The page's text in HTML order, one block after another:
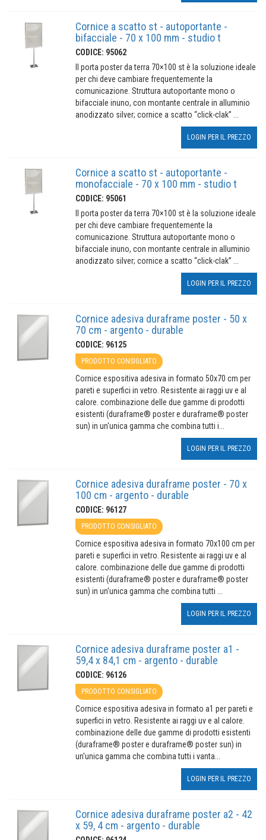
Cornice a scatto st - autoportante -
bifacciale - 70 x 100 mm - studio t
CODICE: 95062
Il porta poster da terra 70×100 st è la soluzione ideale
per chi deve cambiare frequentemente la
comunicazione. Struttura autoportante mono o
bifacciale inuno, con montante centrale in alluminio
anodizzato silver; cornice a scatto “click-clak” ...
LOGIN PER IL PREZZO
Cornice a scatto st - autoportante -
monofacciale - 70 x 100 mm - studio t
CODICE: 95061
Il porta poster da terra 70×100 st è la soluzione ideale
per chi deve cambiare frequentemente la
comunicazione. Struttura autoportante mono o
bifacciale inuno, con montante centrale in alluminio
anodizzato silver; cornice a scatto “click-clak” ...
LOGIN PER IL PREZZO
Cornice adesiva duraframe poster - 50 x
70 cm - argento - durable
CODICE: 96125
PRODOTTO CONSIGLIATO
Cornice espositiva adesiva in formato 50x70 cm per
pareti e superfici in vetro. Resistente ai raggi uv e al
calore. combinazione delle due gamme di prodotti
esistenti (duraframe® poster e duraframe® poster
sun) in un'unica gamma che combina tutti i...
LOGIN PER IL PREZZO
Cornice adesiva duraframe poster - 70 x
100 cm - argento - durable
CODICE: 96127
PRODOTTO CONSIGLIATO
Cornice espositiva adesiva in formato 70x100 cm per
pareti e superfici in vetro. Resistente ai raggi uv e al
calore. combinazione delle due gamme di prodotti
esistenti (duraframe® poster e duraframe® poster
sun) in un'unica gamma che combina tutti ...
LOGIN PER IL PREZZO
Cornice adesiva duraframe poster a1 -
59,4 x 84,1 cm - argento - durable
CODICE: 96126
PRODOTTO CONSIGLIATO
Cornice espositiva adesiva in formato a1 per pareti e
superfici in vetro. Resistente ai raggi uv e al calore.
combinazione delle due gamme di prodotti esistenti
(duraframe® poster e duraframe® poster sun) in
un'unica gamma che combina tutti i vanta...
LOGIN PER IL PREZZO
Cornice adesiva duraframe poster a2 - 42
x 59, 4 cm - argento - durable